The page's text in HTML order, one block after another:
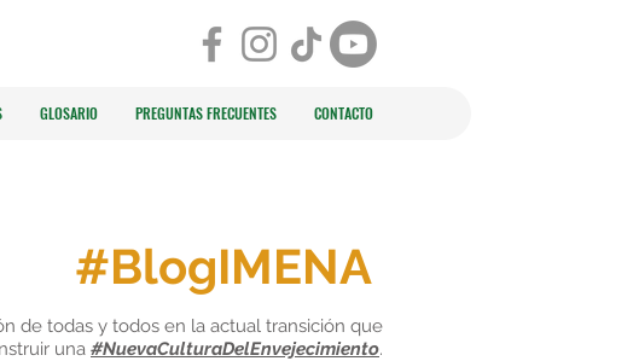
GLOSARIO PREGUNTAS FRECUENTES CONTACTO
#BlogIMENA
de todas y todos en la actual transición que
una #NuevaCulturaDelEnvejecimiento.